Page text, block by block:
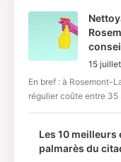
15
En bref : à Rosemont-
régulier coûte entre 35
Les 10
palmarès du